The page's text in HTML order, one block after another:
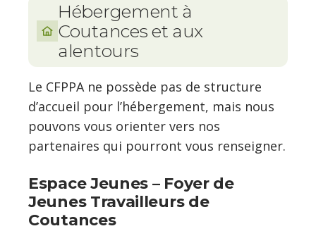
Hébergement à
Coutances et aux
alentours
Le CFPPA ne possède pas de structure
d’accueil pour l’hébergement, mais nous
pouvons vous orienter vers nos
partenaires qui pourront vous renseigner.
Espace Jeunes – Foyer de
Jeunes Travailleurs de
Coutances